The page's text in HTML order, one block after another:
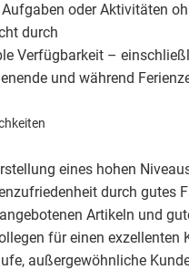
oder Aktivitäten
durch
Verfügbarkeit –
und während
eines hohen
durch gutes
Artikeln und
für einen exzellenten
außergewöhnliche